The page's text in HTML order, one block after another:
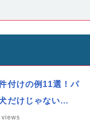
付けの例11選！パ
だけじゃない…